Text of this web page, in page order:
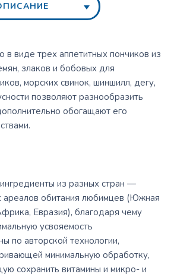
в виде трех аппетитных пончиков из
злаков и бобовых для
морских свинок, шиншилл, дегу,
позволяют разнообразить
обогащают его
из разных стран —
ареалов обитания любимцев (Южная
Евразия), благодаря чему
усвояемость
по авторской технологии,
минимальную обработку,
сохранить витамины и микро- и